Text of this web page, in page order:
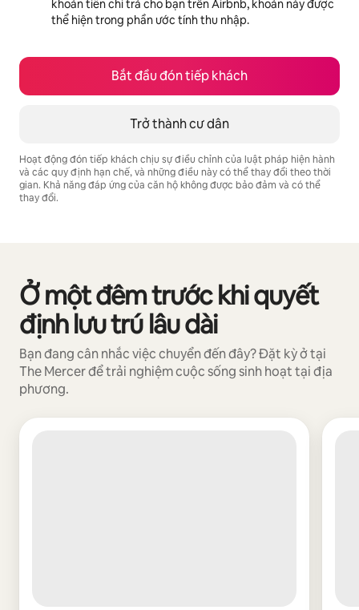
khoản tiền chi trả cho bạn trên Airbnb, khoản này được
thể hiện trong phần ước tính thu nhập.
Bắt đầu đón tiếp khách
Trở thành cư dân
Hoạt động đón tiếp khách chịu sự điều chỉnh của luật pháp hiện hành
và các quy định hạn chế, và những điều này có thể thay đổi theo thời
gian. Khả năng đáp ứng của căn hộ không được bảo đảm và có thể
thay đổi.
Ở một đêm trước khi quyết
định lưu trú lâu dài
Bạn đang cân nhắc việc chuyển đến đây? Đặt kỳ ở tại
The Mercer để trải nghiệm cuộc sống sinh hoạt tại địa
phương.
Đang hiển thị 0/0 mục